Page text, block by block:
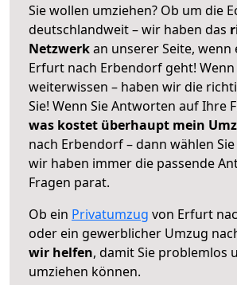
Sie wollen umziehen? Ob um die
deutschlandweit – wir haben das
Netzwerkan unserer Seite, wenn
Erfurt nach Erbendorf geht! Wenn
weiterwissen – haben wir die
Sie! Wenn Sie Antworten auf Ihre
was kostet überhaupt mein
nach Erbendorf – dann wählen
wir haben immer die passende
Fragen parat.
Ob ein Privatumzug von Erfurt
oder ein gewerblicher Umzug
wir helfen, damit Sie problemlos
umziehen können.